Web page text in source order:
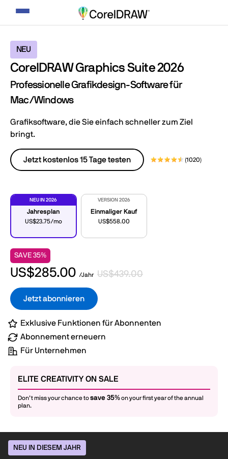
Navigation
umschalten
NEU
CorelDRAW Graphics Suite 2026
Professionelle Grafikdesign-Software für
Mac/Windows
Grafiksoftware, die Sie einfach schneller zum Ziel
bringt.
Jetzt kostenlos 15 Tage testen (1020)
NEU IN 2026
Jahresplan
US$23.75/mo
VERSION 2026
Einmaliger Kauf
US$558.00
SAVE 35%
US$285.00 /Jahr US$439.00
Jetzt abonnieren
Exklusive Funktionen für Abonnenten
Abonnement erneuern
Für Unternehmen
ELITE CREATIVITY ON SALE
Don’t miss your chance tosave 35%on your first year of the annual
plan.
NEU IN DIESEM JAHR